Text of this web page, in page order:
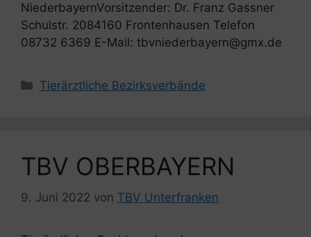
NiederbayernVorsitzender: Dr. Franz Gassner
Schulstr. 2084160 Frontenhausen Telefon
08732 6369 E-Mail: tbvniederbayern@gmx.de
Kategorien
Tierärztliche Bezirksverbände
TBV OBERBAYERN
9. Juni 2022 von TBV Unterfranken